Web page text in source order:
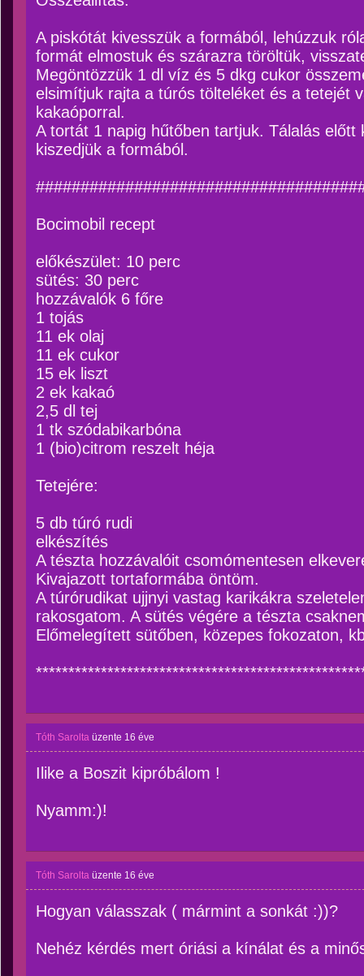
A piskótát kivesszük a formából, lehúzzuk
formát elmostuk és szárazra töröltük,
Megöntözzük 1 dl víz és 5 dkg cukor
elsimítjuk rajta a túrós tölteléket és a tetejét
kakaóporral.
A tortát 1 napig hűtőben tartjuk. Tálalás előtt
kiszedjük a formából.
Bocimobil recept
előkészület: 10 perc
sütés: 30 perc
hozzávalók 6 főre
1 tojás
11 ek olaj
11 ek cukor
15 ek liszt
2 ek kakaó
2,5 dl tej
1 tk szódabikarbóna
1 (bio)citrom reszelt héja
Tetejére:
5 db túró rudi
elkészítés
A tészta hozzávalóit csomómentesen
Kivajazott tortaformába öntöm.
A túrórudikat ujjnyi vastag karikákra
rakosgatom. A sütés végére a tészta
Előmelegített sütőben, közepes fokozaton,
Tóth Sarolta üzente 16 éve
Ilike a Boszit kipróbálom !
Nyamm:)!
Tóth Sarolta üzente 16 éve
Hogyan válasszak ( mármint a sonkát :))?
Nehéz kérdés mert óriási a kínálat és a